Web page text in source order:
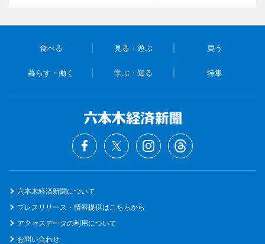
食べる 見る・遊ぶ 買う
暮らす・働く 学ぶ・知る 特集
六本木経済新聞について
プレスリリース・情報提供はこちらから
アクセスデータの利用について
お問い合わせ